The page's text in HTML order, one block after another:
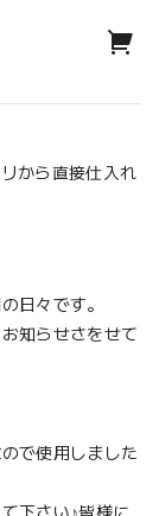
から直接仕入れ
日々です。
知らせさをせて
で使用しました